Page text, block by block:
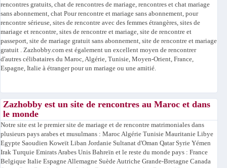
rencontres gratuits, chat de rencontres de mariage, rencontres et chat mariage
sans abonnement, chat Pour rencontre et mariage sans abonnement, pour
rencontre sérieuse, sites de rencontre avec des femmes étrangères, sites de
mariage et rencontre, sites de rencontre et mariage, site de rencontre et
passeport, site de mariage gratuit sans abonnement, site de rencontre et mariage
gratuit . Zazhobby.com est également un excellent moyen de rencontrer
d'autres célibataires du Maroc, Algérie, Tunisie, Moyen-Orient, France,
Espagne, Italie à étranger pour un mariage ou une amitié.
Zazhobby est un site de rencontres au Maroc et dans
le monde
Notre site est le premier site de mariage et de rencontre matrimoniales dans
plusieurs pays arabes et musulmans : Maroc Algérie Tunisie Mauritanie Libye
Egypte Saoudien Koweït Liban Jordanie Sultanat d'Oman Qatar Syrie Yémen
Irak Turquie Emirats Arabes Unis Bahreïn et le reste du monde pays : France
Belgique Italie Espagne Allemagne Suède Autriche Grande-Bretagne Canada